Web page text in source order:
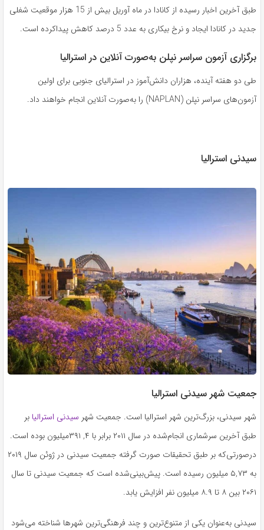
طبق آخرین اخبار رسیده از کانادا در ماه آوریل بیش از 15 هزار موقعیت شغلی
جدید در کانادا ایجاد و نرخ بیکاری به عدد 5 درصد کاهش پیداکرده است.
برگزاری آزمون سراسر نپلن به‌صورت آنلاین در استرالیا
طی دو هفته آینده، هزاران دانش‌آموز در استرالیای جنوبی برای اولین
آزمون‌های سراسر نپلن (NAPLAN) را به‌صورت آنلاین انجام خواهند داد.
سیدنی استرالیا
جمعیت شهر سیدنی استرالیا
شهر سیدنی، بزرگ‌ترین شهر استرالیا است. جمعیت شهر سیدنی استرالیا بر
طبق آخرین سرشماری انجام‌شده در سال ۲۰۱۱ برابر با ۴, ۳۹۱میلیون بوده است.
درصورتی‌که بر طبق تحقیقات صورت گرفته جمعیت سیدنی در ژوئن سال ۲۰۱۹
به ۵,۷۳ میلیون رسیده است. پیش‌بینی‌شده است که جمعیت سیدنی تا سال
۲۰۶۱ بین ۸ تا ۸.۹ میلیون نفر افزایش یابد.
سیدنی به‌عنوان یکی از متنوع‌ترین و چند فرهنگی‌ترین شهرها شناخته می‌شود